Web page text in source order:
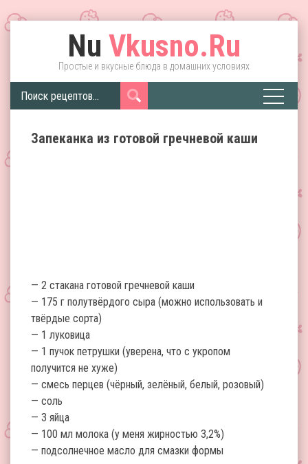
Nu Vkusno.Ru
Простые и вкусные блюда в домашних условиях
Запеканка из готовой гречневой каши
— 2 стакана готовой гречневой каши
— 175 г полутвёрдого сыра (можно использовать и
твёрдые сорта)
— 1 луковица
— 1 пучок петрушки (уверена, что с укропом
получится не хуже)
— смесь перцев (чёрный, зелёный, белый, розовый)
— соль
— 3 яйца
— 100 мл молока (у меня жирностью 3,2%)
— подсолнечное масло для смазки формы